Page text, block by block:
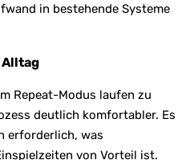
in bestehende Systeme
Repeat-Modus laufen zu
deutlich komfortabler. Es
erforderlich, was
von Vorteil ist.